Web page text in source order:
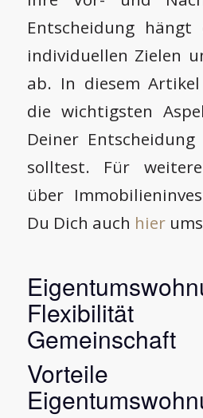
Entscheidung
individuellen Zielen
ab. In diesem
die wichtigsten
Deiner
solltest. Für
über
Du Dich auch hier
Gemeinschaft